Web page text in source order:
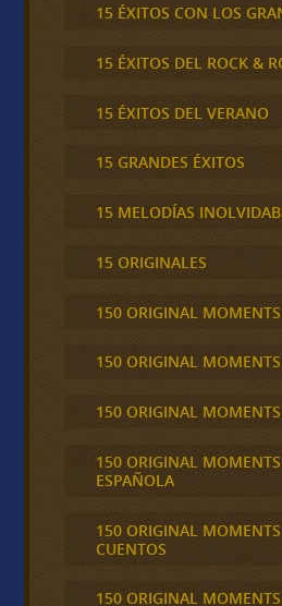
15 ÉXITOS CON LOS
15 ÉXITOS DEL ROCK &
15 ÉXITOS DEL VERANO
15 GRANDES ÉXITOS
15 MELODÍAS
15 ORIGINALES
150 ORIGINAL MOMENTS
150 ORIGINAL
150 ORIGINAL
150 ORIGINAL
ESPAÑOLA
150 ORIGINAL MOMENTS
CUENTOS
150 ORIGINAL